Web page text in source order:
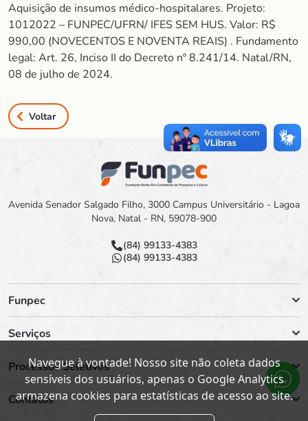
Aquisição de insumos médico-hospitalares. Projeto:
1012022 – FUNPEC/UFRN/ IFES SEM HUS. Valor: R$
990,00 (NOVECENTOS E NOVENTA REAIS) . Fundamento
legal: Art. 26, Inciso II do Decreto nº 8.241/14. Natal/RN,
08 de julho de 2024.
Voltar
Avenida Senador Salgado Filho, 3000 Campus Universitário - Lagoa
Nova, Natal - RN, 59078-900
(84) 99133-4383
(84) 99133-4383
Funpec
Serviços
Processos Seletivos
Contatos
Navegue à vontade! Nosso site não coleta dados
sensíveis dos usuários, apenas o Google Analytics
armazena cookies para estatísticas de acesso ao site.